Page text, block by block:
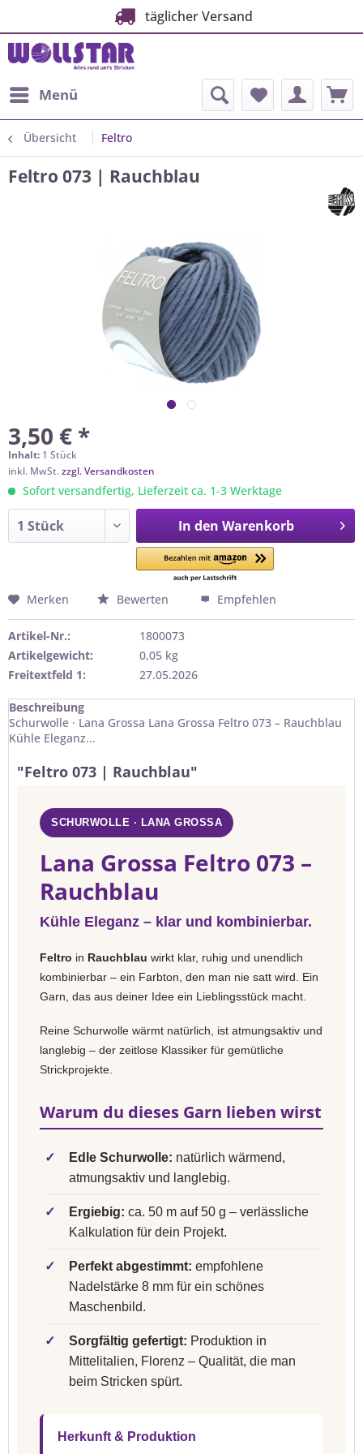
täglicher Versand
Menü
Übersicht Feltro
Feltro 073 | Rauchblau
3,50 € *
Inhalt: 1 Stück
inkl. MwSt.zzgl. Versandkosten
Sofort versandfertig, Lieferzeit ca. 1-3 Werktage
In den Warenkorb
Merken Bewerten Empfehlen
Artikel-Nr.:
1800073
Artikelgewicht:
0,05 kg
Freitextfeld 1:
27.05.2026
Beschreibung
Schurwolle · Lana Grossa Lana Grossa Feltro 073 – Rauchblau
Kühle Eleganz...
"Feltro 073 | Rauchblau"
SCHURWOLLE · LANA GROSSA
Lana Grossa Feltro 073 –
Rauchblau
Kühle Eleganz – klar und kombinierbar.
Feltro in Rauchblau wirkt klar, ruhig und unendlich
kombinierbar – ein Farbton, den man nie satt wird. Ein
Garn, das aus deiner Idee ein Lieblingsstück macht.
Reine Schurwolle wärmt natürlich, ist atmungsaktiv und
langlebig – der zeitlose Klassiker für gemütliche
Strickprojekte.
Warum du dieses Garn lieben wirst
✓ Edle Schurwolle: natürlich wärmend,
atmungsaktiv und langlebig.
✓ Ergiebig: ca. 50 m auf 50 g – verlässliche
Kalkulation für dein Projekt.
✓ Perfekt abgestimmt: empfohlene
Nadelstärke 8 mm für ein schönes
Maschenbild.
✓ Sorgfältig gefertigt: Produktion in
Mittelitalien, Florenz – Qualität, die man
beim Stricken spürt.
Herkunft & Produktion